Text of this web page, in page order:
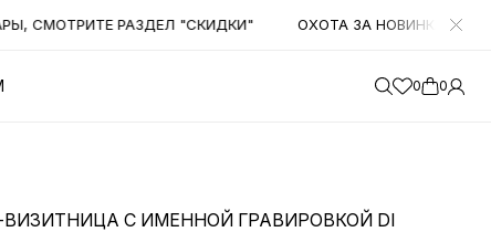
СМОТРИТЕ РАЗДЕЛ "СКИДКИ" ОХОТА ЗА НОВИНКАМИ!
0 0
С ИМЕННОЙ ГРАВИРОВКОЙ DI